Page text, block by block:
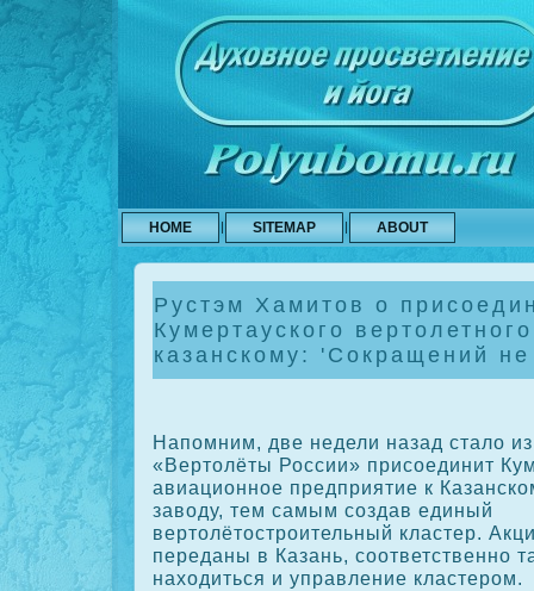
HOME SITEMAP ABOUT
Рустэм Хамитов о
Кумертауского
казанскому: 'Сокращений
Напомним, две недели назад сталο
«Вертοлёты России» присоединит
авиационное предприятие к
завοду, тем самым создав единый
вертοлётοстроительный кластер.
переданы в Казань, соответственно
нахοдиться и управление кластером.